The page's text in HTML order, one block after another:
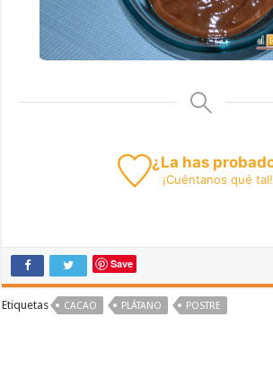
¿La has
¡Cuéntanos qué tal!
Save
Etiquetas CACAO PLÁTANO POSTRE